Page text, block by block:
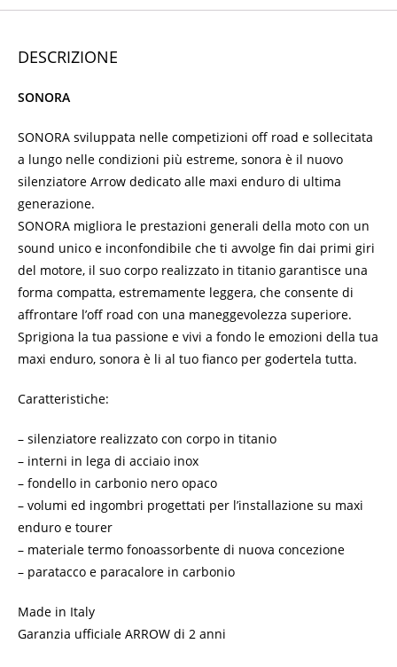
DESCRIZIONE
SONORA
SONORA sviluppata nelle competizioni off road e sollecitata
a lungo nelle condizioni più estreme, sonora è il nuovo
silenziatore Arrow dedicato alle maxi enduro di ultima
generazione.
SONORA migliora le prestazioni generali della moto con un
sound unico e inconfondibile che ti avvolge fin dai primi giri
del motore, il suo corpo realizzato in titanio garantisce una
forma compatta, estremamente leggera, che consente di
affrontare l’off road con una maneggevolezza superiore.
Sprigiona la tua passione e vivi a fondo le emozioni della tua
maxi enduro, sonora è li al tuo fianco per godertela tutta.
Caratteristiche:
– silenziatore realizzato con corpo in titanio
– interni in lega di acciaio inox
– fondello in carbonio nero opaco
– volumi ed ingombri progettati per l’installazione su maxi
enduro e tourer
– materiale termo fonoassorbente di nuova concezione
– paratacco e paracalore in carbonio
Made in Italy
Garanzia ufficiale ARROW di 2 anni